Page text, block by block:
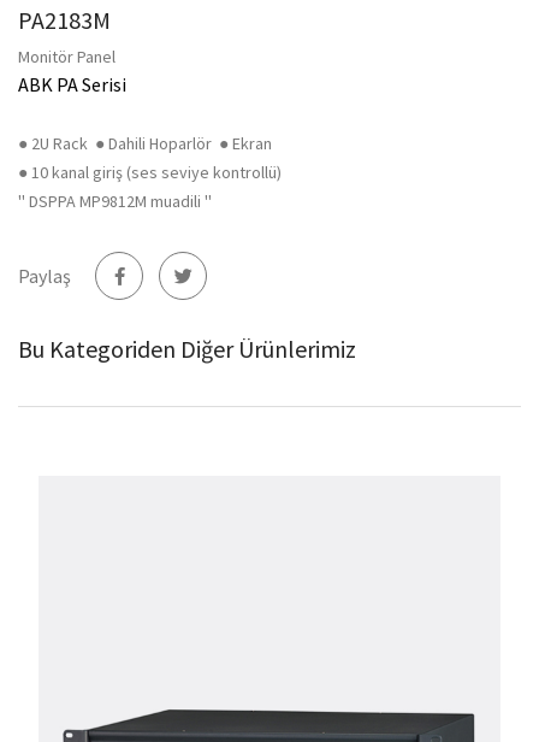
PA2183M
Monitör Panel
ABK PA Serisi
● 2U Rack ● Dahili Hoparlör ● Ekran
● 10 kanal giriş (ses seviye kontrollü)
'' DSPPA MP9812M muadili ''
Paylaş
Bu Kategoriden Diğer Ürünlerimiz